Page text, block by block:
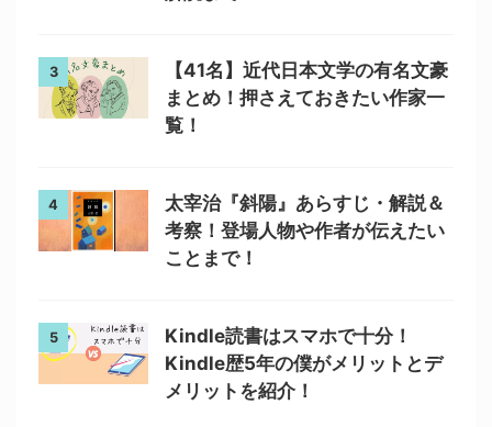
3
【41名】近代日本文学の有名文豪
まとめ！押さえておきたい作家一
覧！
4
太宰治『斜陽』あらすじ・解説＆
考察！登場人物や作者が伝えたい
ことまで！
5
Kindle読書はスマホで十分！
Kindle歴5年の僕がメリットとデ
メリットを紹介！